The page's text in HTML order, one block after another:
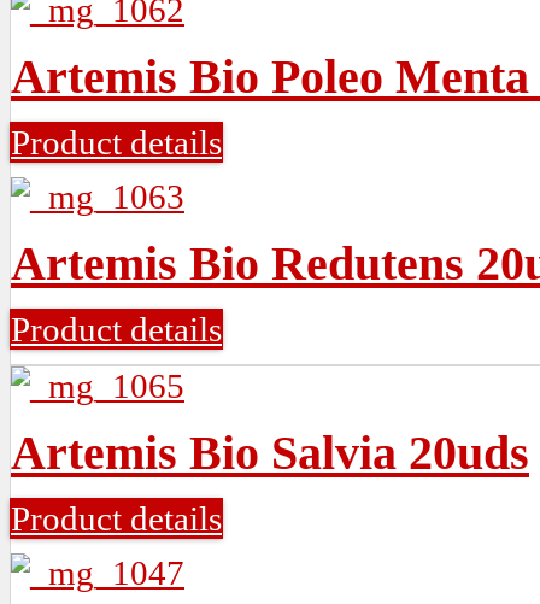
Artemis Bio Poleo Menta
Product details
Artemis Bio Redutens
Product details
Artemis Bio Salvia 20uds
Product details